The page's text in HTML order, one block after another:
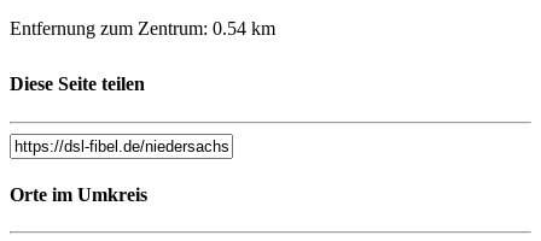
Entfernung zum Zentrum: 0.54 km
Landessparkasse zu Oldenburg
29316 Varel
Marktplatz 5
Entfernung zum Zentrum: 0.54 km
Diese Seite teilen
Orte im Umkreis